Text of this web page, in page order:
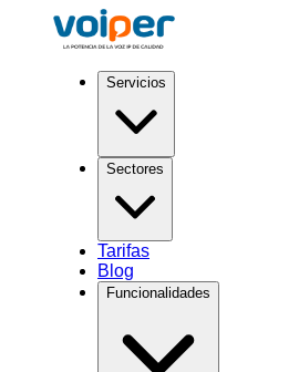
Servicios
Sectores
Tarifas
Blog
Funcionalidades